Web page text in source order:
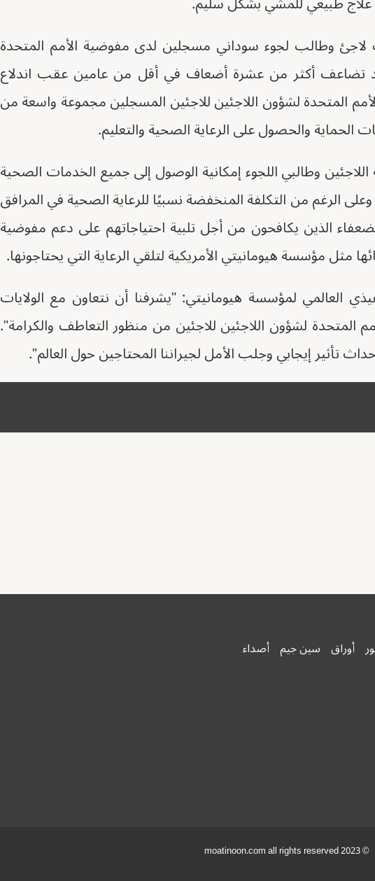
واحدة من أكثر من 600 ألف لاجئ وطالب لجوء سوداني مسجلين لدى مفوضية الأمم المتحدة
تضاعف أكثر من عشرة أضعاف في أقل من عامين عقب اندلاع
المتحدة لشؤون اللاجئين للاجئين المسجلين مجموعة واسعة من
والحصول على الرعاية الصحية والتعليم.
وطالبي اللجوء إمكانية الوصول إلى جميع الخدمات الصحية
الرغم من التكلفة المنخفضة نسبيًا للرعاية الصحية في المرافق
الذين يكافحون من أجل تلبية احتياجاتهم على دعم مفوضية
مثل مؤسسة هيومانيتي الأمريكية لتلقي الرعاية التي يحتاجونها.
العالمي لمؤسسة هيومانيتي: "يشرفنا أن نتعاون مع الولايات
المتحدة لشؤون اللاجئين للاجئين من منظور التعاطف والكرامة".
تأثير إيجابي وجلب الأمل لجيراننا المحتاجين حول العالم".
أوراق سين جيم أصداء
© 2023 moatinoon.com all rights reserved